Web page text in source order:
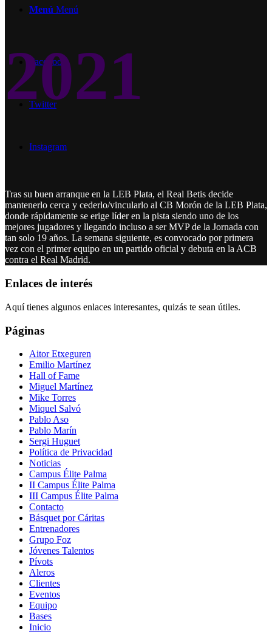
Menú Menú
Facebook
Twitter
Instagram
2021
Tras su buen arranque en la LEB Plata, el Real Betis decide
mantenerlo cerca y cederlo/vincularlo al CB Morón de la LEB Plata,
donde rápidamente se erige líder en la pista siendo uno de los
mejores jugadores y llegando incluso a ser MVP de la Jornada con
tan solo 19 años. La semana siguiente, es convocado por primera
vez con el primer equipo en un partido oficial y debuta en la ACB
contra el Real Madrid.
Enlaces de interés
Aquí tienes algunos enlaces interesantes, quizás te sean útiles.
Páginas
Aitor Etxeguren
Emilio Martínez
Hall of Fame
Miguel Martínez
Mike Torres
Miquel Salvó
Pablo Aso
Pablo Marín
Sergi Huguet
Política de Privacidad
Noticias
Campus Élite Palma
II Campus Élite Palma
III Campus Élite Palma
Contacto
Básquet por Cáritas
Entrenadores
Grupo Foz
Jóvenes Talentos
Pívots
Aleros
Clientes
Eventos
Equipo
Bases
Inicio